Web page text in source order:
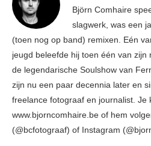
Björn Comhaire
slagwerk, was een
(toen nog op band) remixen. Eén
jeugd beleefde hij toen één van zijn
de legendarische Soulshow van
zijn nu een paar decennia later en
freelance fotograaf en journalist. Je
www.bjorncomhaire.be of hem
(@bcfotograaf) of Instagram